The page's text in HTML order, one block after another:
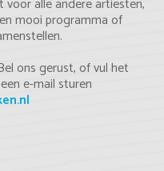
voor alle andere artiesten,
mooi programma of
ons gerust, of vul het
e-mail sturen